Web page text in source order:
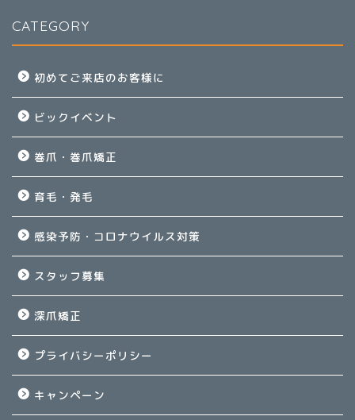
CATEGORY
初めてご来店のお客様に
ビックイベント
巻爪・巻爪矯正
育毛・発毛
感染予防・コロナウイルス対策
スタッフ募集
深爪矯正
プライバシーポリシー
キャンペーン